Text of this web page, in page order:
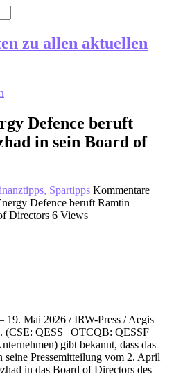
zu allen aktuellen
Defence beruft
in sein Board of
Spartipps Kommentare
Defence beruft Ramtin
Directors 6 Views
19. Mai 2026 / IRW-Press / Aegis
(CSE: QESS | OTCQB: QESSF |
gibt bekannt, dass das
seine Pressemitteilung vom 2. April
in das Board of Directors des